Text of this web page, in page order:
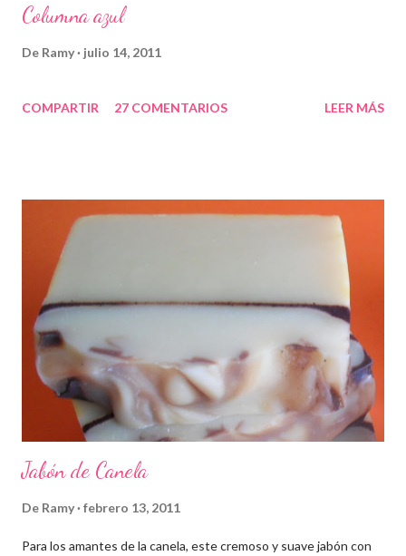
Columna azul
De Ramy julio 14, 2011
COMPARTIR 27 COMENTARIOS LEER MÁS
Jabón de Canela
De Ramy febrero 13, 2011
Para los amantes de la canela, este cremoso y suave jabón con